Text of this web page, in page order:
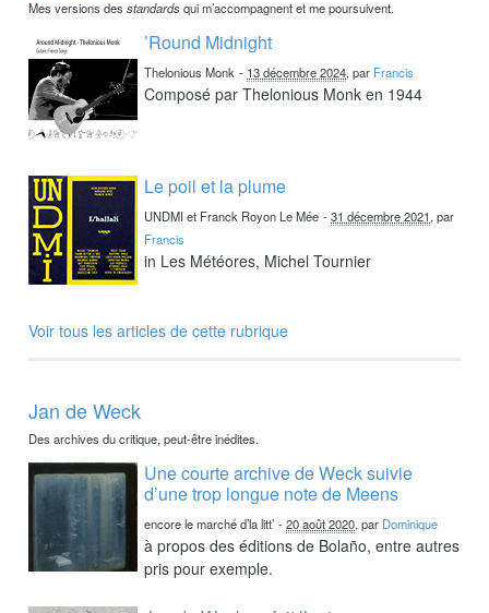
Mes versions desstandardsqui m’accompagnent et me poursuivent.
’Round Midnight
Thelonious Monk - 13 décembre 2024, par Francis
Composé par Thelonious Monk en 1944
Le poil et la plume
UNDMI et Franck Royon Le Mée -31 décembre 2021, par
Francis
in Les Météores, Michel Tournier
Voir tous les articles de cette rubrique
Jan de Weck
Des archives du critique, peut-être inédites.
Une courte archive de Weck suivie
d’une trop longue note de Meens
encore le marché d’la litt’ -20 août 2020, par Dominique
à propos des éditions de Bolaño, entre autres
pris pour exemple.